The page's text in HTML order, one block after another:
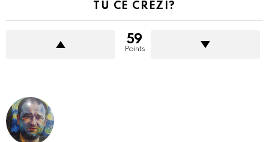
TU CE CREZI?
59
Points